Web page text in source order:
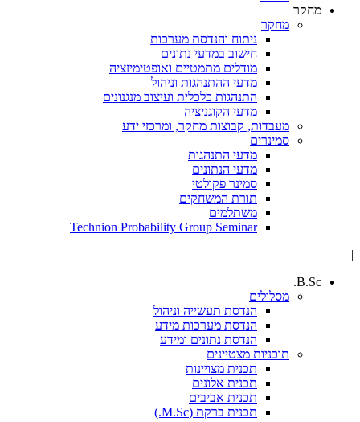
מחקר
מחקר
ניתוח והנדסת מערכות
חישוב במדעי נתונים
מודלים מתמטיים ואופטימיזציה
מדעי ההתנהגות וניהול
התנהגות כלכלית ועיצוב מנגנונים
מדעי הקוגניציה
מעבדות, קבוצות מחקר, ומרכזי ידע
סמינרים
מדעי התנהגות
מדעי הנתונים
סמינר פקולטי
תורת המשחקים
משתלמים
Technion Probability Group Seminar
|
B.Sc.
מסלולים
הנדסת תעשייה וניהול
הנדסת מערכות מידע
הנדסת נתונים ומידע
תוכניות מצטיינים
תכנית מצויינות
תכנית אלונים
תכנית אביבים
תכנית ברקת (M.Sc.)